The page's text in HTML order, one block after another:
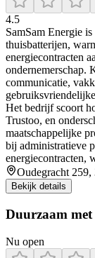
4.5
SamSam Energie
thuisbatterijen,
energiecontracten
ondernemerschap.
communicatie,
Het bedrijf scoort
Trustoo, en
maatschappelijke
bij administratieve
energiecontracten,
Oudegracht
Bekijk details
Duurzaam
Nu open